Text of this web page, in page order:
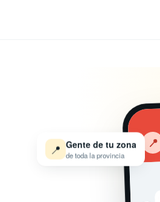
📍
📍 Gente de tu zona
de toda la provincia